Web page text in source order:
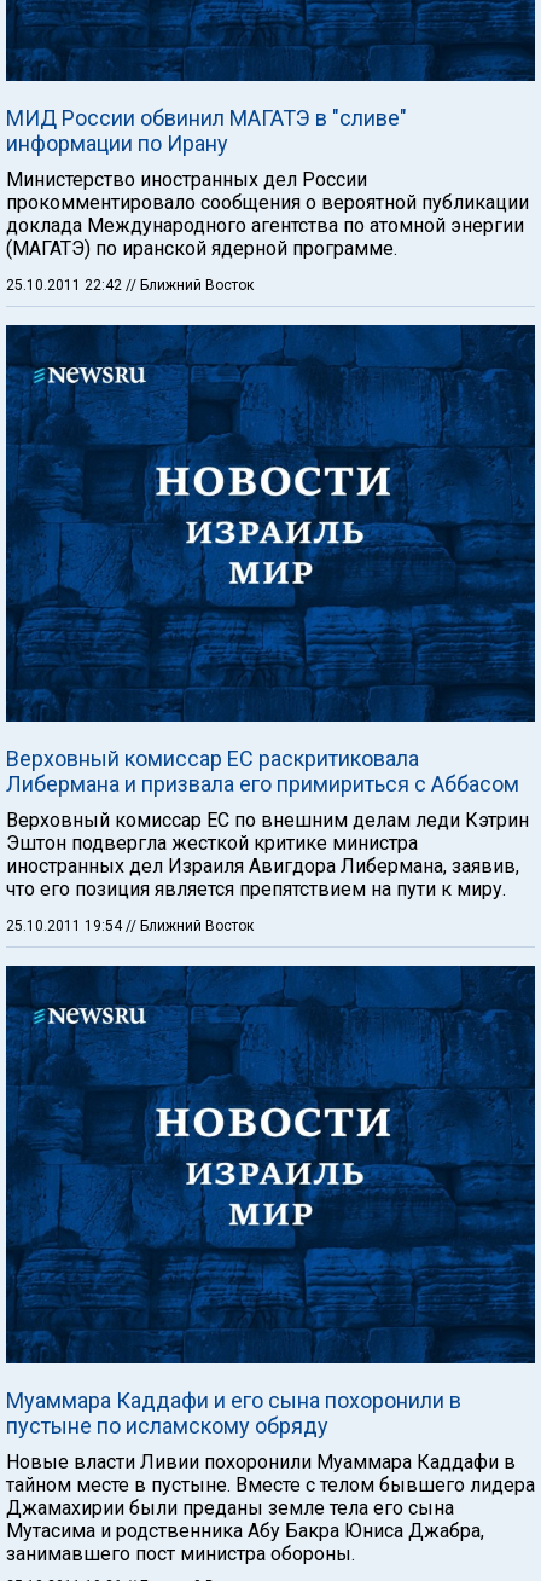
МИД России обвинил МАГАТЭ в "сливе"
информации по Ирану
Министерство иностранных дел России
прокомментировало сообщения о вероятной публикации
доклада Международного агентства по атомной энергии
(МАГАТЭ) по иранской ядерной программе.
25.10.2011 22:42 // Ближний Восток
Верховный комиссар ЕС раскритиковала
Либермана и призвала его примириться с Аббасом
Верховный комиссар ЕС по внешним делам леди Кэтрин
Эштон подвергла жесткой критике министра
иностранных дел Израиля Авигдора Либермана, заявив,
что его позиция является препятствием на пути к миру.
25.10.2011 19:54// Ближний Восток
Муаммара Каддафи и его сына похоронили в
пустыне по исламскому обряду
Новые власти Ливии похоронили Муаммара Каддафи в
тайном месте в пустыне. Вместе с телом бывшего лидера
Джамахирии были преданы земле тела его сына
Мутасима и родственника Абу Бакра Юниса Джабра,
занимавшего пост министра обороны.